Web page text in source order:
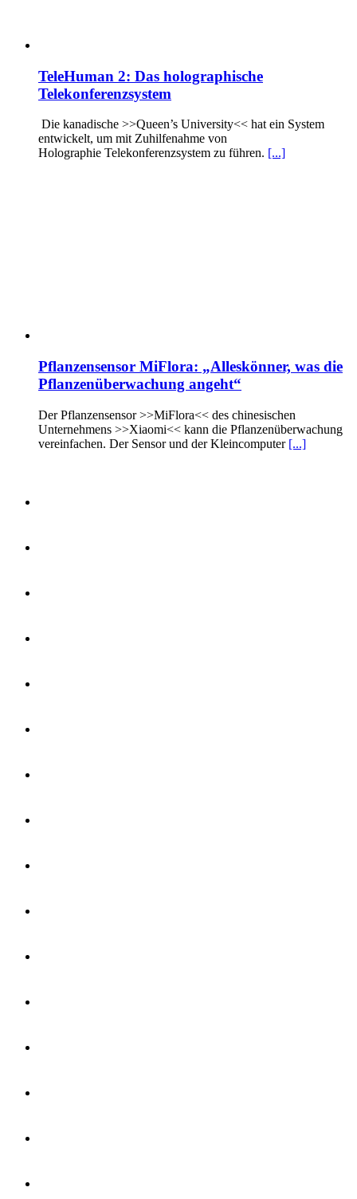
TeleHuman 2: Das holographische
Telekonferenzsystem
Die kanadische >>Queen’s University<< hat ein System
entwickelt, um mit Zuhilfenahme von
Holographie Telekonferenzsystem zu führen. [...]
Pflanzensensor MiFlora: „Alleskönner, was die
Pflanzenüberwachung angeht“
Der Pflanzensensor >>MiFlora<< des chinesischen
Unternehmens >>Xiaomi<< kann die Pflanzenüberwachung
vereinfachen. Der Sensor und der Kleincomputer [...]